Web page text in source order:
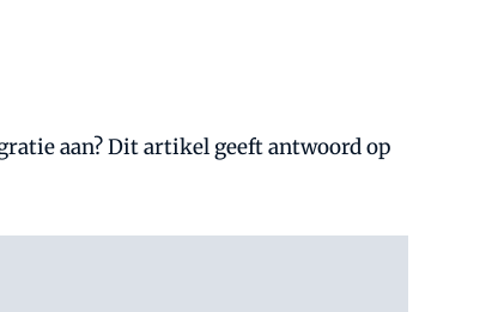
aan? Dit artikel geeft antwoord op